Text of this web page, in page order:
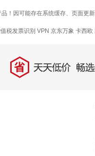
！因可能存在系统缓存、页面更
税发票识别 VPN 京东万象 卡西欧
省 天天低价，畅选